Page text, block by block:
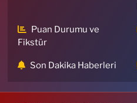
Puan Durumu ve
Fikstür
Son Dakika Haberleri